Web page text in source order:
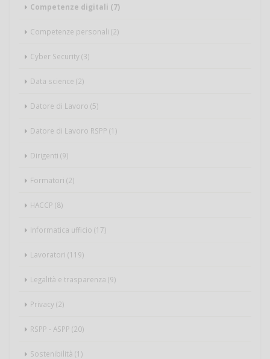
Competenze digitali (7)
Competenze personali (2)
Cyber Security (3)
Data science (2)
Datore di Lavoro (5)
Datore di Lavoro RSPP (1)
Dirigenti (9)
Formatori (2)
HACCP (8)
Informatica ufficio (17)
Lavoratori (119)
Legalità e trasparenza (9)
Privacy (2)
RSPP - ASPP (20)
Sostenibilità (1)